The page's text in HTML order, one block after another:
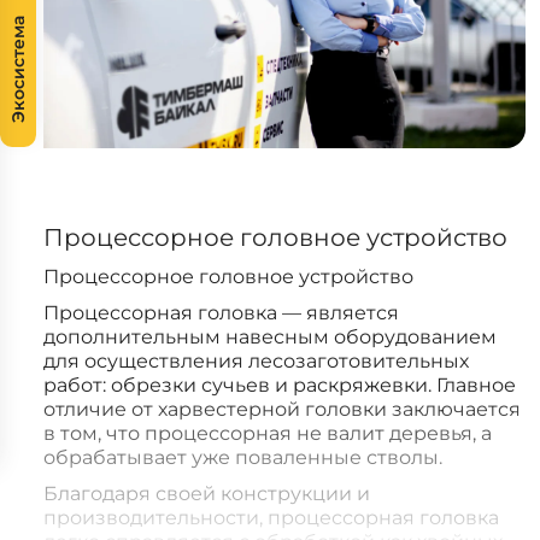
Процессорное головное устройство
Процессорное головное устройство
Процессорная головка — является
дополнительным навесным оборудованием
для осуществления лесозаготовительных
работ: обрезки сучьев и раскряжевки. Главное
отличие от харвестерной головки заключается
в том, что процессорная не валит деревья, а
обрабатывает уже поваленные стволы.
Благодаря своей конструкции и
производительности, процессорная головка
Экосистема